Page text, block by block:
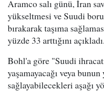
Aramco salı günü, İran
yükseltmesi ve Suudi
bırakarak taşıma
yüzde 33 arttığını açıkladı.
Bohl'a göre "Suudi
yaşamayacağı veya
sağlayabilecekleri aşağı